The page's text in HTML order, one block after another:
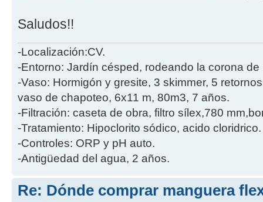
Saludos!!
-Localización:CV.
-Entorno: Jardín césped, rodeando la corona
-Vaso: Hormigón y gresite, 3 skimmer, 5
vaso de chapoteo, 6x11 m, 80m3, 7 años.
-Filtración: caseta de obra, filtro sílex,780
-Tratamiento: Hipoclorito sódico, acido cloridrico.
-Controles: ORP y pH auto.
-Antigüedad del agua, 2 años.
Re: Dónde comprar manguera